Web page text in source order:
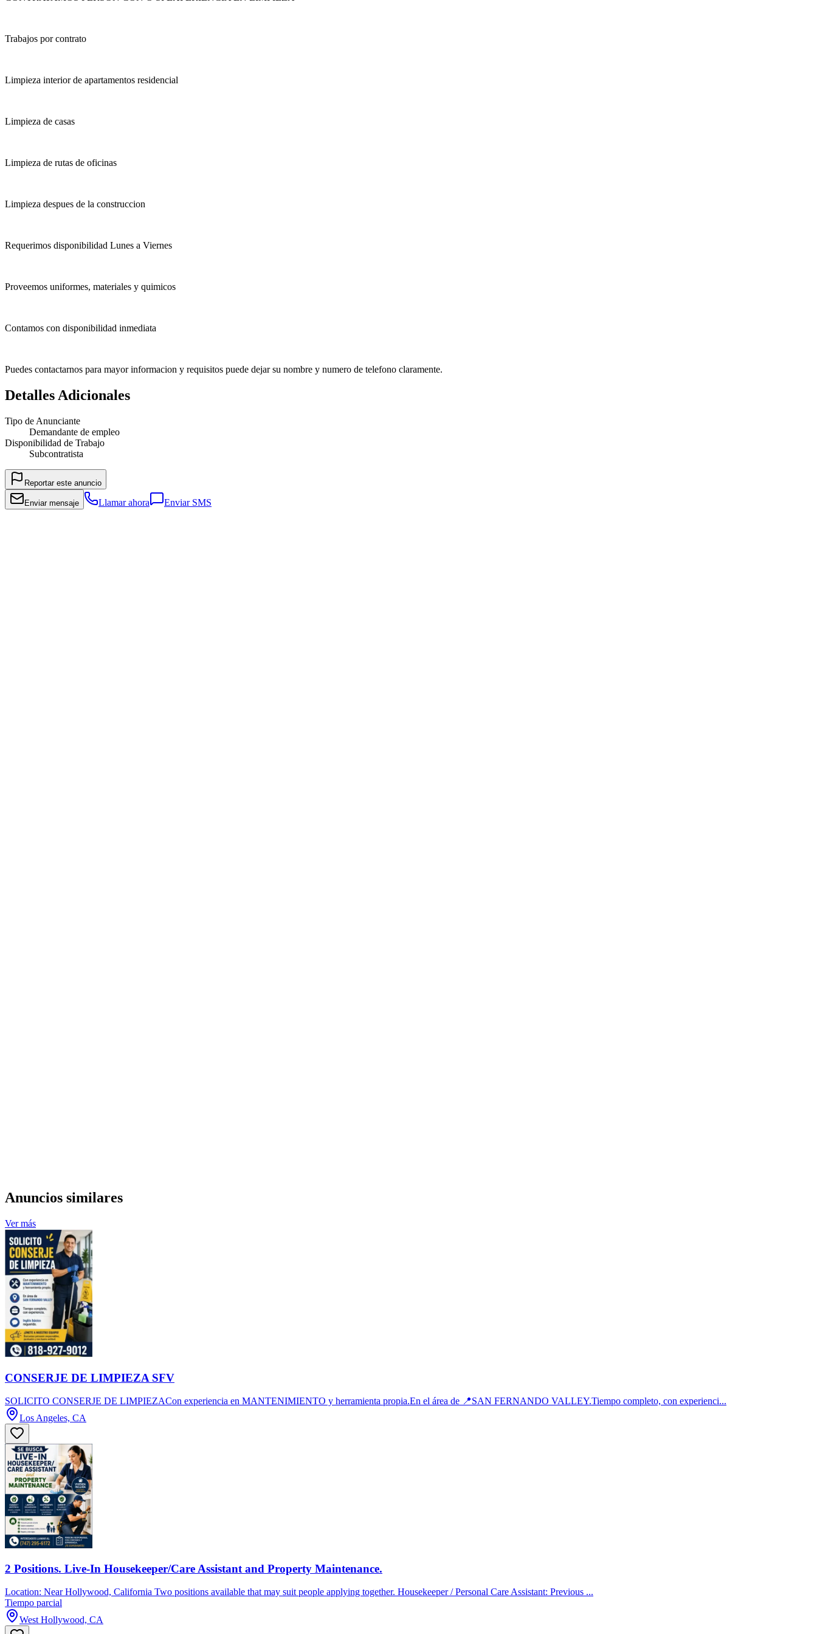
Trabajos por contrato
Limpieza interior de apartamentos residencial
Limpieza de casas
Limpieza de rutas de oficinas
Limpieza despues de la construccion
Requerimos disponibilidad Lunes a Viernes
Proveemos uniformes, materiales y quimicos
Contamos con disponibilidad inmediata
Puedes contactarnos para mayor informacion y requisitos puede dejar su nombre y numero de telefono claramente.
Detalles Adicionales
Tipo de Anunciante
Demandante de empleo
Disponibilidad de Trabajo
Subcontratista
Reportar este anuncio
Enviar mensaje Llamar ahora Enviar SMS
Anuncios similares
Ver más
CONSERJE DE LIMPIEZA SFV
SOLICITO CONSERJE DE LIMPIEZACon experiencia en MANTENIMIENTO y herramienta propia.En el área de 📍SAN FERNANDO VALLEY.Tiempo completo, con experienci...
Los Angeles, CA
2 Positions. Live-In Housekeeper/Care Assistant and Property Maintenance.
Location: Near Hollywood, California Two positions available that may suit people applying together. Housekeeper / Personal Care Assistant: Previous ...
Tiempo parcial
West Hollywood, CA